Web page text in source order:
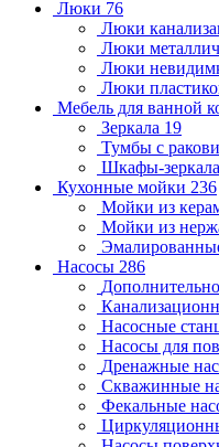
Люки 76
Люки
Люки
Люки
Люки
Мебель для ванной
Зеркала 19
Тумбы с
Шкафы-зеркала
Кухонные мойки 236
Мойки из
Мойки из
Насосы 286
Насосные
Насосы для
Дренажные
Скважинные
Фекальные